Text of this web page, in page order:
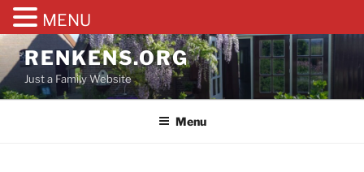
Ga
naar
de
inhoud
RENKENS.ORG
Just a Family Website
Menu
MENU